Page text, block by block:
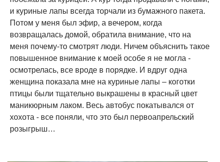
и куриные лапы всегда торчали из бумажного пакета.
Потом у меня был эфир, а вечером, когда
возвращалась домой, обратила внимание, что на
меня почему-то смотрят люди. Ничем объяснить такое
повышенное внимание к моей особе я не могла -
осмотрелась, все вроде в порядке. И вдруг одна
женщина показала мне на куриные лапы – коготки
птицы были тщательно выкрашены в красный цвет
маникюрным лаком. Весь автобус покатывался от
хохота - все поняли, что это был первоапрельский
розыгрыш…